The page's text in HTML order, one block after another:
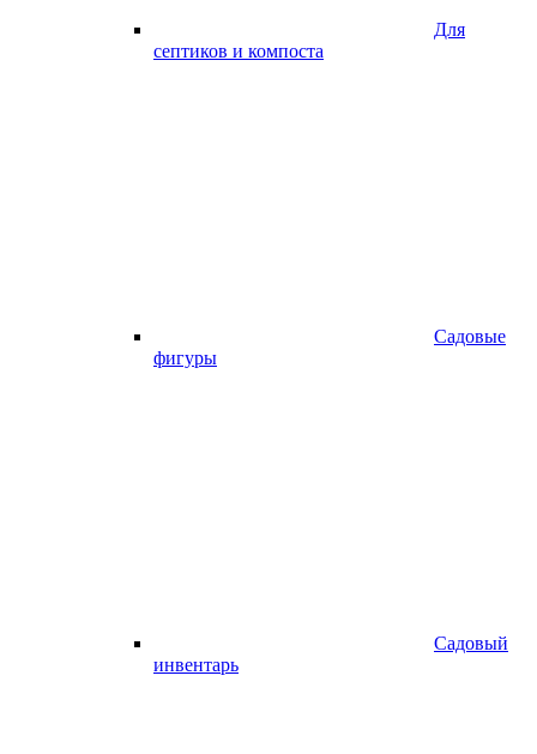
Для
септиков и компоста
Садовые
фигуры
Садовый
инвентарь